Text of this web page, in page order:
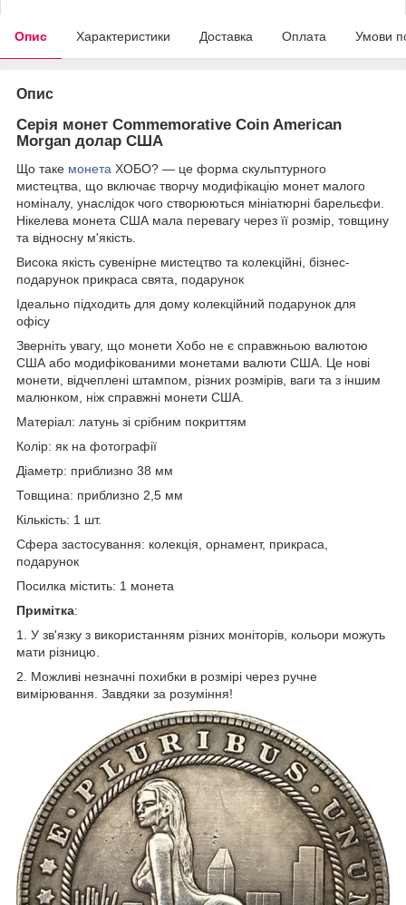
Опис Характеристики Доставка Оплата Умови
Опис
Серія монет Commemorative Coin American
Morgan долар США
Що таке монета ХОБО? — це форма скульптурного
мистецтва, що включає творчу модифікацію монет малого
номіналу, унаслідок чого створюються мініатюрні барельєфи.
Нікелева монета США мала перевагу через її розмір, товщину
та відносну м'якість.
Висока якість сувенірне мистецтво та колекційні, бізнес-
подарунок прикраса свята, подарунок
Ідеально підходить для дому колекційний подарунок для
офісу
Зверніть увагу, що монети Хобо не є справжньою валютою
США або модифікованими монетами валюти США. Це нові
монети, відчеплені штампом, різних розмірів, ваги та з іншим
малюнком, ніж справжні монети США.
Матеріал: латунь зі срібним покриттям
Колір: як на фотографії
Діаметр: приблизно 38 мм
Товщина: приблизно 2,5 мм
Кількість: 1 шт.
Сфера застосування: колекція, орнамент, прикраса,
подарунок
Посилка містить: 1 монета
Примітка:
1. У зв'язку з використанням різних моніторів, кольори можуть
мати різницю.
2. Можливі незначні похибки в розмірі через ручне
вимірювання. Завдяки за розуміння!